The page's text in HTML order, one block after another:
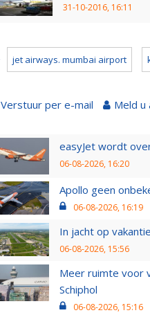
31-10-2016, 16:11
jet airways. mumbai airport
Verstuur per e-mail Meld u
easyJet wordt
06-08-2026, 16:20
Apollo geen
06-08-2026, 16:19
In jacht op
06-08-2026, 15:56
Meer ruimte voor
Schiphol
06-08-2026, 15:16